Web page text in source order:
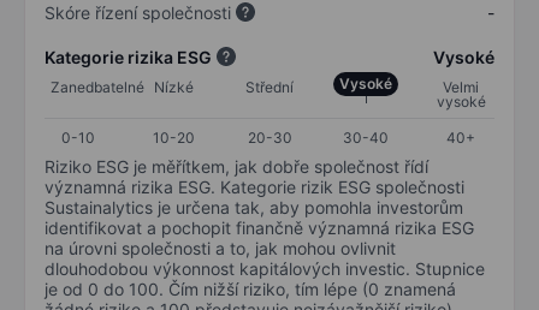
Skóre řízení společnosti
-
Kategorie rizika ESG Vysoké
Zanedbatelné Nízké Střední Vysoké
Velmi
vysoké
0-10
10-20 20-30 30-40 40+
Riziko ESG je měřítkem, jak dobře společnost řídí
významná rizika ESG. Kategorie rizik ESG společnosti
Sustainalytics je určena tak, aby pomohla investorům
identifikovat a pochopit finančně významná rizika ESG
na úrovni společnosti a to, jak mohou ovlivnit
dlouhodobou výkonnost kapitálových investic. Stupnice
je od 0 do 100. Čím nižší riziko, tím lépe (0 znamená